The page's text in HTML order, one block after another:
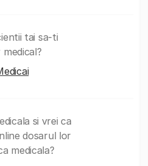
tai sa-ti
si vrei ca
dosarul lor
medicala?